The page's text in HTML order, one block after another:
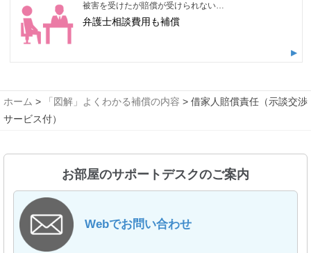
被害を受けたが賠償が受けられない…
弁護士相談費用も補償
ホーム > 「図解」よくわかる補償の内容 > 借家人賠償責任（示談交渉
サービス付）
お部屋のサポートデスクのご案内
Webでお問い合わせ